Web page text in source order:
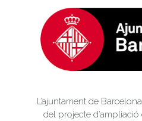
L’ajuntament de
del projecte